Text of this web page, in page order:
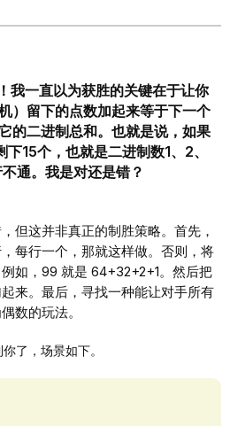
我一直以为获胜的关键在于让你
）留下的点数加起来等于下一个
的二进制总和。也就是说，如果
15个，也就是二进制数1、2、
通。我是对还是错？
但这并非真正的制胜策略。首先，
每行一个，那就这样做。否则，将
如，99 就是 64+32+2+1。然后把
来。最后，寻找一种能让对手所有
数的玩法。
了，场景如下。